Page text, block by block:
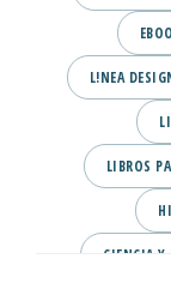
L!NEA
LIBROS
CIENCIA Y